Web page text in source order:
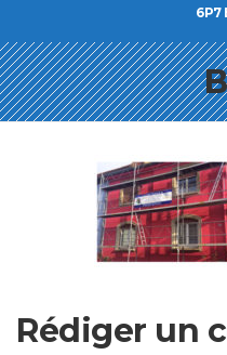
6P7
Rédiger un